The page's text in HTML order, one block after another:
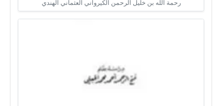
رحمة الله بن خليل الرحمن الكيرواني العثماني الهندي